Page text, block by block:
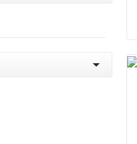
